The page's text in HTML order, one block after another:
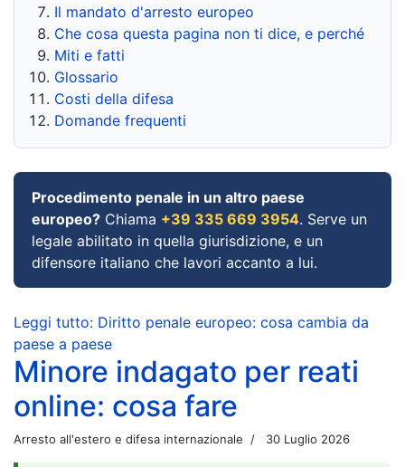
Il mandato d'arresto europeo
Che cosa questa pagina non ti dice, e perché
Miti e fatti
Glossario
Costi della difesa
Domande frequenti
Procedimento penale in un altro paese
europeo? Chiama +39 335 669 3954. Serve un
legale abilitato in quella giurisdizione, e un
difensore italiano che lavori accanto a lui.
Leggi tutto: Diritto penale europeo: cosa cambia da
paese a paese
Minore indagato per reati
online: cosa fare
Arresto all'estero e difesa internazionale 30 Luglio 2026